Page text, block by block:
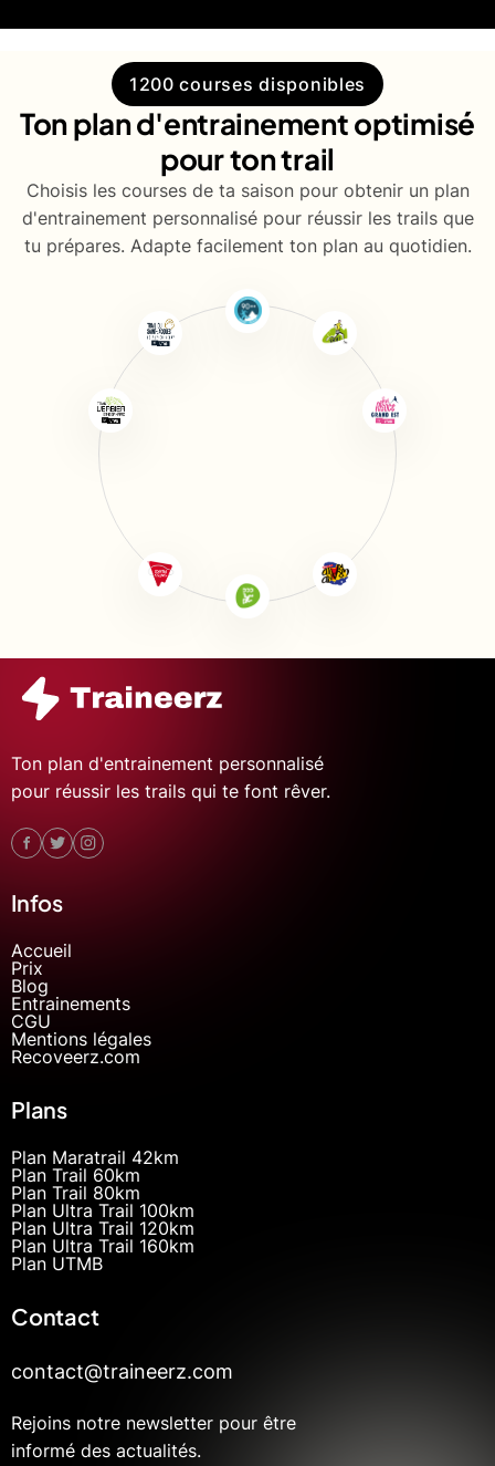
1200 courses disponibles
Ton plan d'entrainement optimisé
pour ton trail
Choisis les courses de ta saison pour obtenir un plan
d'entrainement personnalisé pour réussir les trails que
tu prépares. Adapte facilement ton plan au quotidien.
Ton plan d'entrainement personnalisé
pour réussir les trails qui te font rêver.
Infos
Accueil
Prix
Blog
Entrainements
CGU
Mentions légales
Recoveerz.com
Plans
Plan Maratrail 42km
Plan Trail 60km
Plan Trail 80km
Plan Ultra Trail 100km
Plan Ultra Trail 120km
Plan Ultra Trail 160km
Plan UTMB
Contact
contact@traineerz.com
Rejoins notre newsletter pour être
informé des actualités.